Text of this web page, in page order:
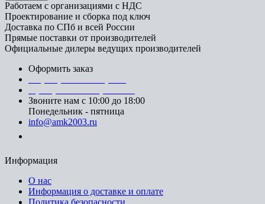
Работаем с организациями с НДС
Проектирование и сборка под ключ
Доставка по СПб и всей России
Прямые поставки от производителей
Официальные дилеры ведущих производителей
Оформить заказ
Звоните нам с 10:00 до 18:00
Понедельник - пятница
info@amk2003.ru
Информация
О нас
Информация о доставке и оплате